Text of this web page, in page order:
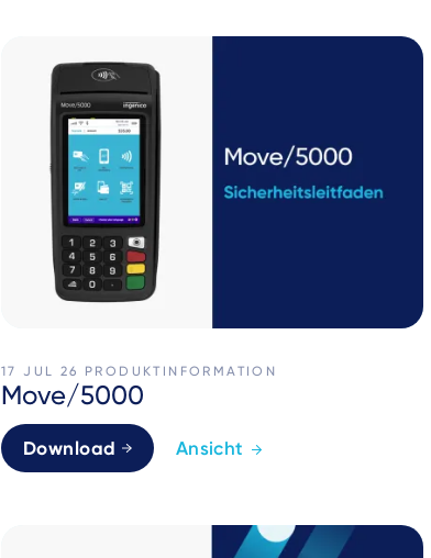
17 JUL 26 PRODUKTINFORMATION
Move/5000
Download Ansicht